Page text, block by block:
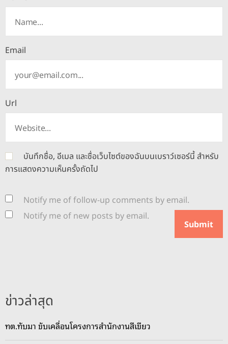
Email
Url
บันทึกชื่อ, อีเมล และชื่อเว็บไซต์ของฉันบนเบราว์เซอร์นี้ สำหรับ
การแสดงความเห็นครั้งถัดไป
Notify me of follow-up comments by email.
Notify me of new posts by email.
ข่าวล่าสุด
ทต.ทับมา ขับเคลื่อนโครงการสำนักงานสีเขียว